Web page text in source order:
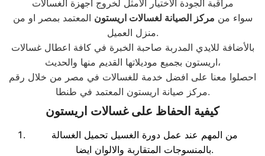
مراقبة الجودة الاختيار الامثل لخروج اجهزة الغسالات
سواء من مركز الصيانة لغسالات اريستون المعتمد بمصر او من
منزل العميل.
بالأضافة للايدي المدربة صاحبة الخبرة في كافة اعطال غسالات
اريستون بجميع موديلاتها القديم منها والحديث،
احصلوا معنا على افضل خدمة للغسالات في مصر من خلال رقم
مركز صيانة اريستون المعتمد في طنطا.
كيفية الحفاظ على غسالات اريستون
من المهم عند عمل دورة الغسيل تحميل الغسالة
بالمنسوجات المتقاربة والالوان ايضا.